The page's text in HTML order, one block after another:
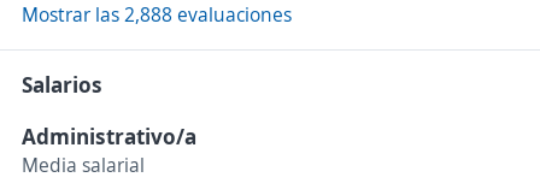
Mostrar las 2,888 evaluaciones
Salarios
Administrativo/a
Media salarial